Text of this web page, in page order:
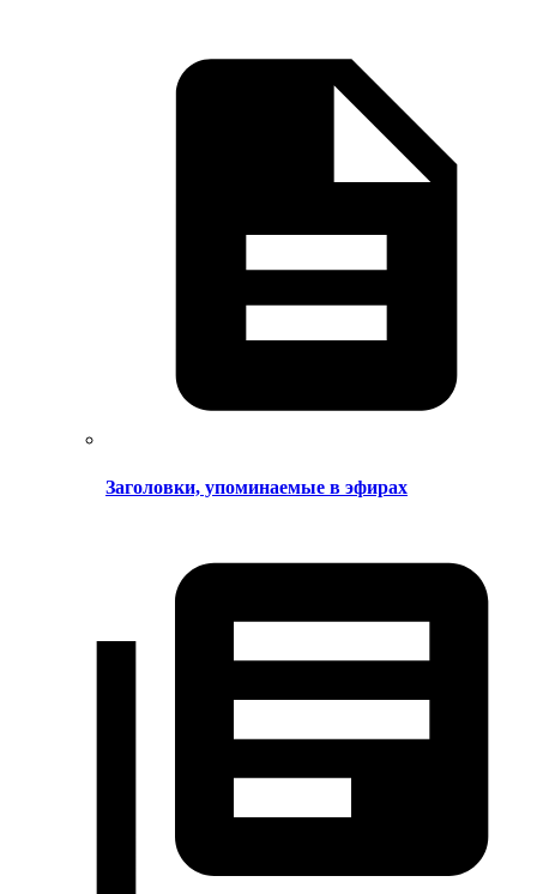
Заголовки, упоминаемые в эфирах